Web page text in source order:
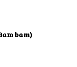
bam)